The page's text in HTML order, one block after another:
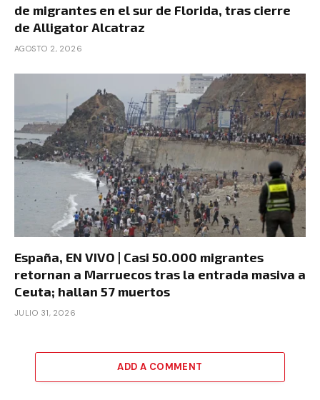
de migrantes en el sur de Florida, tras cierre
de Alligator Alcatraz
AGOSTO 2, 2026
España, EN VIVO | Casi 50.000 migrantes
retornan a Marruecos tras la entrada masiva a
Ceuta; hallan 57 muertos
JULIO 31, 2026
ADD A COMMENT